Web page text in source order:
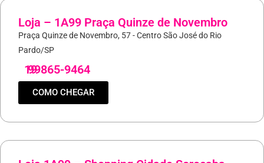
Loja – 1A99 Praça Quinze de Novembro
Praça Quinze de Novembro, 57 - Centro São José do Rio
Pardo/SP
19
99865-9464
COMO CHEGAR